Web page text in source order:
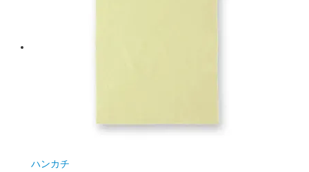
ハンカチ